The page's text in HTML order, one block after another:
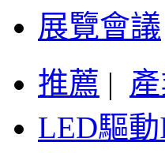
展覽會議
推薦 |
LED驅